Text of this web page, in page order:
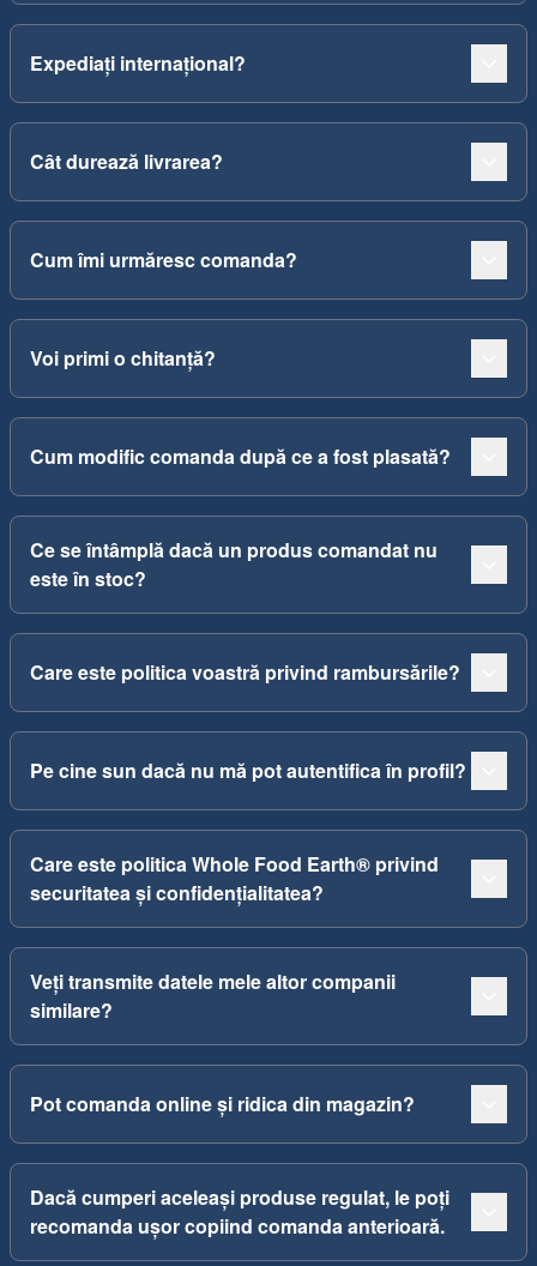
Expediați internațional?
Cât durează livrarea?
Cum îmi urmăresc comanda?
Voi primi o chitanță?
Cum modific comanda după ce a fost plasată?
Ce se întâmplă dacă un produs comandat nu
este în stoc?
Care este politica voastră privind rambursările?
Pe cine sun dacă nu mă pot autentifica în profil?
Care este politica Whole Food Earth® privind
securitatea și confidențialitatea?
Veți transmite datele mele altor companii
similare?
Pot comanda online și ridica din magazin?
Dacă cumperi aceleași produse regulat, le poți
recomanda ușor copiind comanda anterioară.